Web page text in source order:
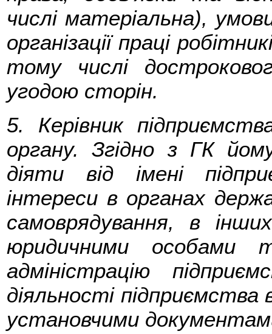
числі матеріальна),
організації праці
тому числі
угодою сторін.
5. Керівник
органу. Згідно з ГК
діяти від імені
інтереси в органах
самоврядування, в
юридичними особами
адміністрацію
діяльності
установчими